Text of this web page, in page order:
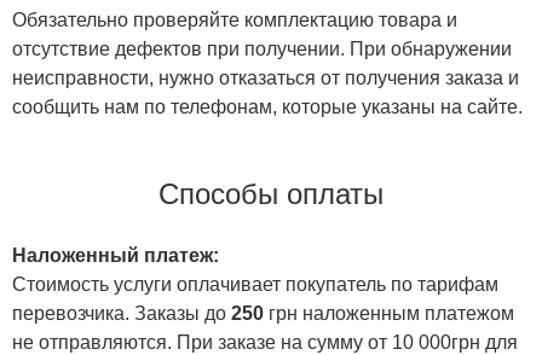
Обязательно проверяйте комплектацию товара и
отсутствие дефектов при получении. При обнаружении
неисправности, нужно отказаться от получения заказа и
сообщить нам по телефонам, которые указаны на сайте.
Способы оплаты
Наложенный платеж:
Стоимость услуги оплачивает покупатель по тарифам
перевозчика. Заказы до 250 грн наложенным платежом
не отправляются. При заказе на сумму от 10 000грн для